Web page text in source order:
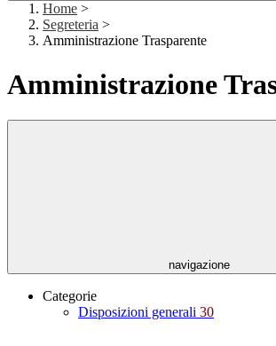
Home >
Segreteria >
Amministrazione Trasparente
Amministrazione
navigazione
Categorie
Disposizioni generali 30